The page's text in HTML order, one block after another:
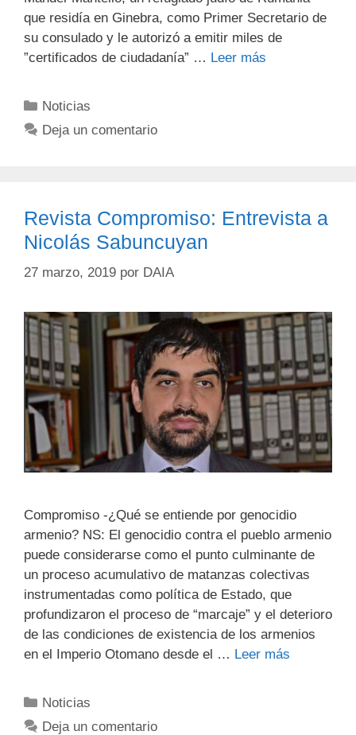
que residía en Ginebra, como Primer Secretario de
su consulado y le autorizó a emitir miles de
”certificados de ciudadanía” … Leer más
Noticias
Deja un comentario
Revista Compromiso: Entrevista a
Nicolás Sabuncuyan
27 marzo, 2019 por DAIA
Compromiso -¿Qué se entiende por genocidio
armenio? NS: El genocidio contra el pueblo armenio
puede considerarse como el punto culminante de
un proceso acumulativo de matanzas colectivas
instrumentadas como política de Estado, que
profundizaron el proceso de “marcaje” y el deterioro
de las condiciones de existencia de los armenios
en el Imperio Otomano desde el … Leer más
Noticias
Deja un comentario